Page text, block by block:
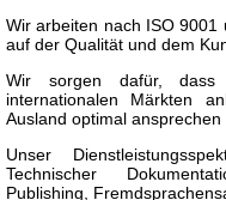
Wir arbeiten nach ISO
auf der Qualität und dem
Wir sorgen dafür,
internationalen Märkten
Ausland optimal ansprechen
Unser
Technischer
Publishing,